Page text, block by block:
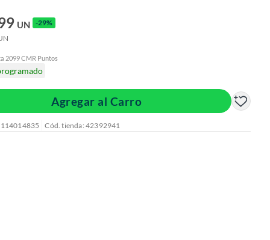
UN -29%
2099 CMR Puntos
Agregar al Carro
Cód. tienda: 42392941